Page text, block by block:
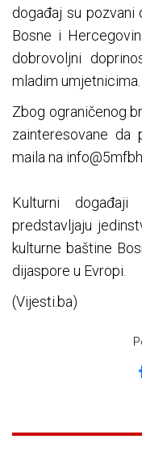
događaj su pozvani
Bosne i
dobrovoljni
mladim umjetnicima.
Zbog ograničenog
zainteresovane da
maila na
Kulturni događaji
predstavljaju
kulturne baštine
dijaspore u Evropi.
(Vijesti.ba)